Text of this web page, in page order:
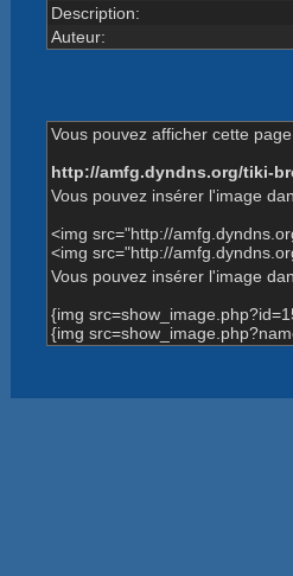
Description:
Auteur:
Vous pouvez afficher cette
http://amfg.dyndns.org/tiki-
Vous pouvez insérer l'image
<img src="http://
<img src="http://
Vous pouvez insérer l'image
{img
{img